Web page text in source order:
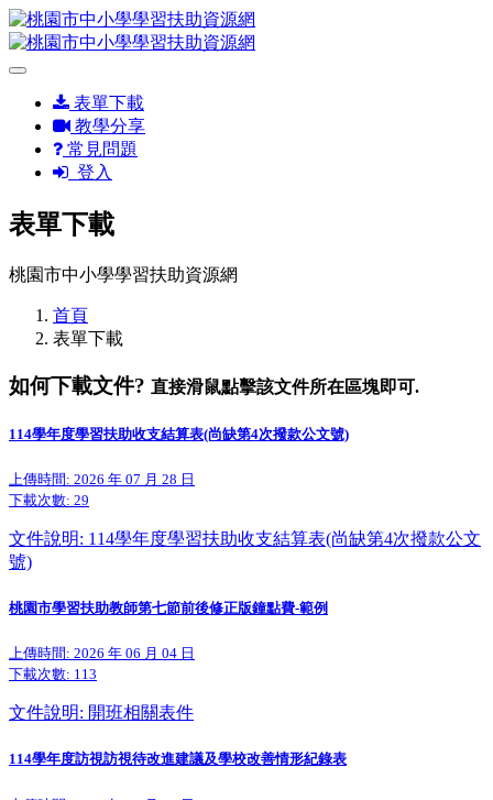
表單下載
教學分享
常見問題
登入
表單下載
桃園市中小學學習扶助資源網
首頁
表單下載
如何下載文件? 直接滑鼠點擊該文件所在區塊即可.
114學年度學習扶助收支結算表(尚缺第4次撥款公文號)
上傳時間: 2026 年 07 月 28 日
下載次數: 29
文件說明: 114學年度學習扶助收支結算表(尚缺第4次撥款公文
號)
桃園市學習扶助教師第七節前後修正版鐘點費-範例
上傳時間: 2026 年 06 月 04 日
下載次數: 113
文件說明: 開班相關表件
114學年度訪視訪視待改進建議及學校改善情形紀錄表